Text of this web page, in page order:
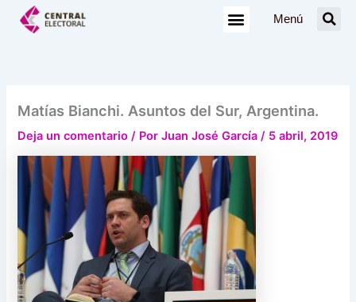
Menú
Matías Bianchi. Asuntos del Sur, Argentina.
Deja un comentario / PorJuan José García/ 5 abril, 2019